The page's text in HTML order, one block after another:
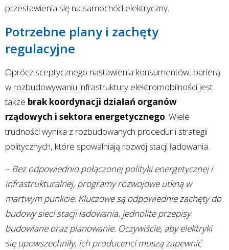
przestawienia się na samochód elektryczny.
Potrzebne plany i zachęty
regulacyjne
Oprócz sceptycznego nastawienia konsumentów, barierą
w rozbudowywaniu infrastruktury elektromobilności jest
także brak koordynacji działań organów
rządowych i sektora energetycznego. Wiele
trudności wynika z rozbudowanych procedur i strategii
politycznych, które spowalniają rozwój stacji ładowania.
– Bez odpowiednio połączonej polityki energetycznej i
infrastrukturalnej, programy rozwojowe utkną w
martwym punkcie. Kluczowe są odpowiednie zachęty do
budowy sieci stacji ładowania, jednolite przepisy
budowlane oraz planowanie. Oczywiście, aby elektryki
się upowszechniły, ich producenci muszą zapewnić